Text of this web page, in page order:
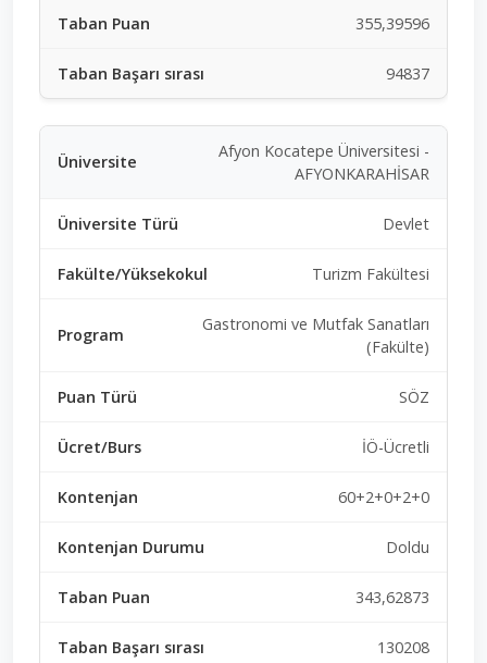
355,39596
94837
Afyon Kocatepe Üniversitesi -
AFYONKARAHİSAR
Devlet
Turizm Fakültesi
Gastronomi ve Mutfak Sanatları
(Fakülte)
SÖZ
İÖ-Ücretli
60+2+0+2+0
Doldu
343,62873
130208